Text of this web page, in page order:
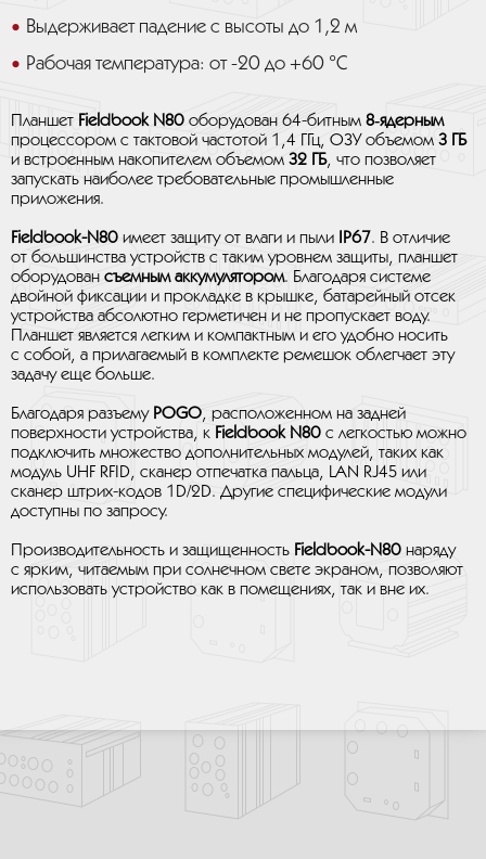
Выдерживает падение с высоты до 1,2 м
Рабочая температура: от -20 до +60 °C
Планшет Fieldbook N80 оборудован 64-битным 8‑ядерным
процессором с тактовой частотой 1,4 ГГц, ОЗУ объемом 3 ГБ
и встроенным накопителем объемом 32 ГБ, что позволяет
запускать наиболее требовательные промышленные
приложения.
Fieldbook-N80 имеет защиту от влаги и пыли IP67. В отличие
от большинства устройств с таким уровнем защиты, планшет
оборудован съемным аккумулятором. Благодаря системе
двойной фиксации и прокладке в крышке, батарейный отсек
устройства абсолютно герметичен и не пропускает воду.
Планшет является легким и компактным и его удобно носить
с собой, а прилагаемый в комплекте ремешок облегчает эту
задачу еще больше.
Благодаря разъему POGO, расположенном на задней
поверхности устройства, к Fieldbook N80 с легкостью можно
подключить множество дополнительных модулей, таких как
модуль UHF RFID, сканер отпечатка пальца, LAN RJ45 или
сканер штрих-кодов 1D/2D. Другие специфические модули
доступны по запросу.
Производительность и защищенность Fieldbook-N80 наряду
с ярким, читаемым при солнечном свете экраном, позволяют
использовать устройство как в помещениях, так и вне их.